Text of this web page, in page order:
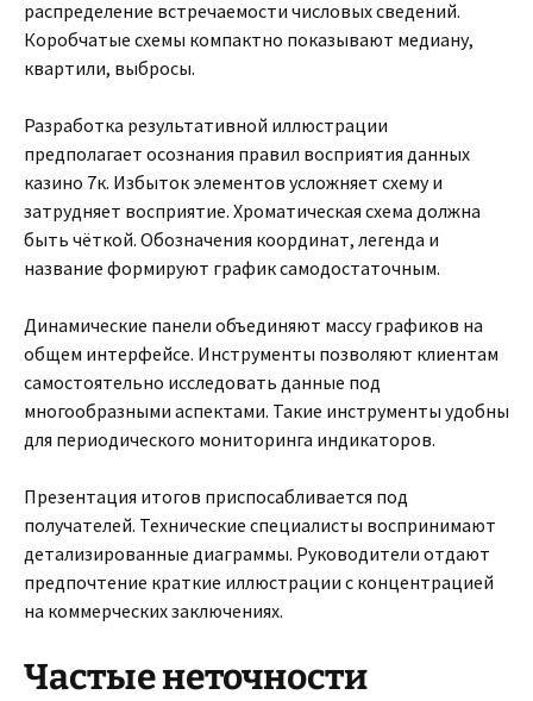
распределение встречаемости числовых сведений.
Коробчатые схемы компактно показывают медиану,
квартили, выбросы.
Разработка результативной иллюстрации
предполагает осознания правил восприятия данных
казино 7к. Избыток элементов усложняет схему и
затрудняет восприятие. Хроматическая схема должна
быть чёткой. Обозначения координат, легенда и
название формируют график самодостаточным.
Динамические панели объединяют массу графиков на
общем интерфейсе. Инструменты позволяют клиентам
самостоятельно исследовать данные под
многообразными аспектами. Такие инструменты удобны
для периодического мониторинга индикаторов.
Презентация итогов приспосабливается под
получателей. Технические специалисты воспринимают
детализированные диаграммы. Руководители отдают
предпочтение краткие иллюстрации с концентрацией
на коммерческих заключениях.
Частые неточности